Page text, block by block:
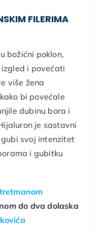
FILERIMA
božićni poklon,
i povećati
više žena
kako bi povećale
dubinu bora i
je sastavni
svoj intenzitet
i gubitku
tretmanom
do dva dolaska